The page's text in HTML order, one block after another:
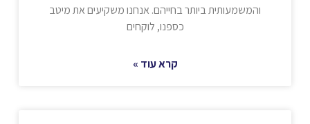
והמשמעותית ביותר בחייהם. אנחנו משקיעים את מיטב
כספנו, לוקחים
קרא עוד »